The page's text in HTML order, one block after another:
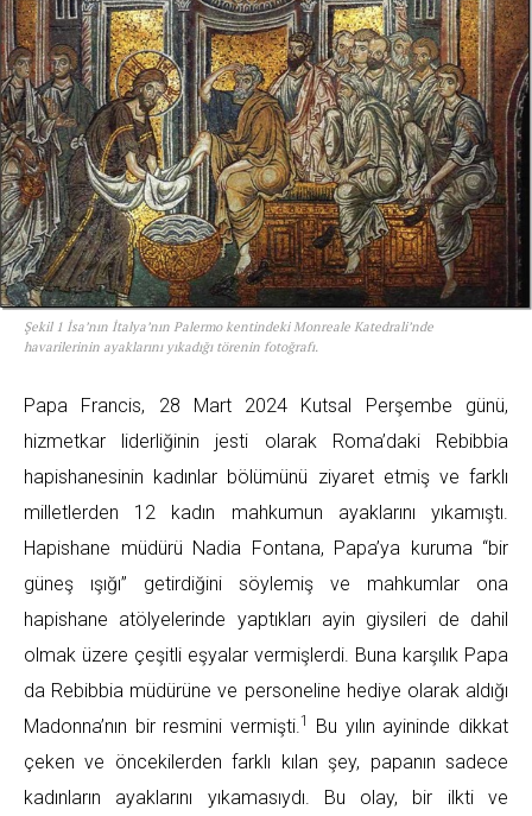
Şekil 1 İsa’nın İtalya’nın Palermo kentindeki Monreale Katedrali’nde
havarilerinin ayaklarını yıkadığı törenin fotoğrafı.
Papa Francis, 28 Mart 2024 Kutsal Perşembe günü,
hizmetkar liderliğinin jesti olarak Roma’daki Rebibbia
hapishanesinin kadınlar bölümünü ziyaret etmiş ve farklı
milletlerden 12 kadın mahkumun ayaklarını yıkamıştı.
Hapishane müdürü Nadia Fontana, Papa’ya kuruma “bir
güneş ışığı” getirdiğini söylemiş ve mahkumlar ona
hapishane atölyelerinde yaptıkları ayin giysileri de dahil
olmak üzere çeşitli eşyalar vermişlerdi. Buna karşılık Papa
da Rebibbia müdürüne ve personeline hediye olarak aldığı
Madonna’nın bir resmini vermişti. 1 Bu yılın ayininde dikkat
çeken ve öncekilerden farklı kılan şey, papanın sadece
kadınların ayaklarını yıkamasıydı. Bu olay, bir ilkti ve